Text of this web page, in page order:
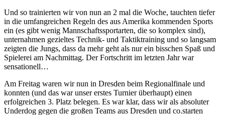
Und so trainierten wir von nun an 2 mal die Woche, tauchten tiefer
in die umfangreichen Regeln des aus Amerika kommenden Sports
ein (es gibt wenig Mannschaftssportarten, die so komplex sind),
unternahmen gezieltes Technik- und Taktiktraining und so langsam
zeigten die Jungs, dass da mehr geht als nur ein bisschen Spaß und
Spielerei am Nachmittag. Der Fortschritt im letzten Jahr war
sensationell…
Am Freitag waren wir nun in Dresden beim Regionalfinale und
konnten (und das war unser erstes Turnier überhaupt) einen
erfolgreichen 3. Platz belegen. Es war klar, dass wir als absoluter
Underdog gegen die großen Teams aus Dresden und co.starten